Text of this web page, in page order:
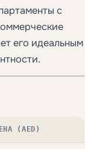
с
его идеальным
(AED)